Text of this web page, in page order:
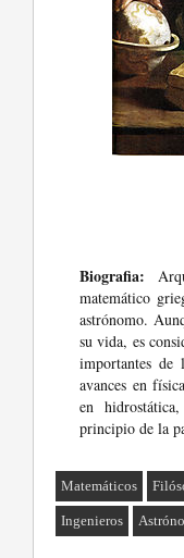
Biografia:
matemático
astrónomo.
su vida, es
importantes de
avances en
en
principio de la
Matemáticos
Ingenieros